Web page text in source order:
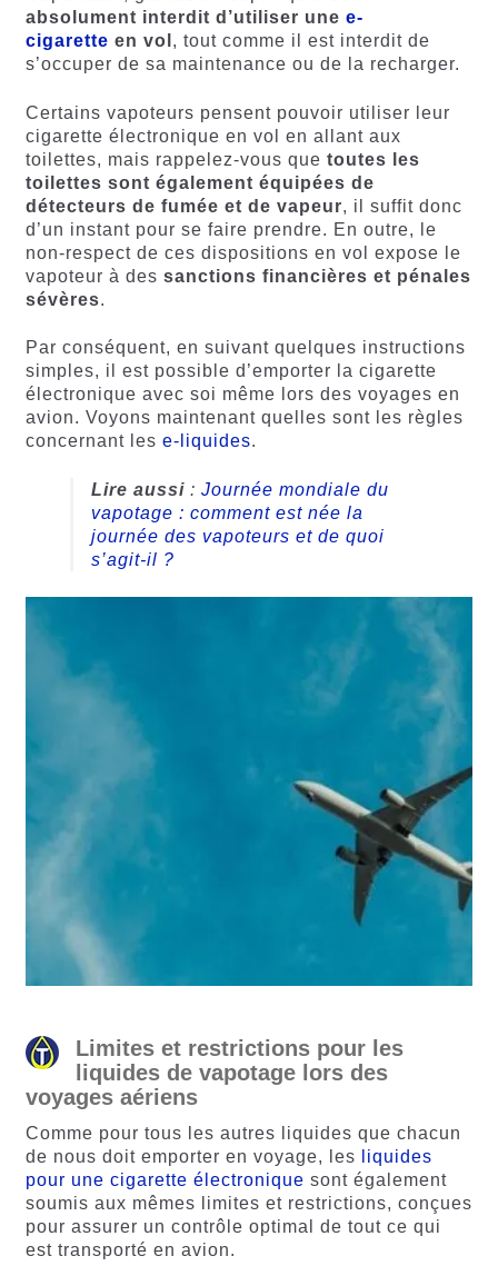
absolument interdit d’utiliser une e-
cigarette en vol , tout comme il est interdit de
s’occuper de sa maintenance ou de la recharger.
Certains vapoteurs pensent pouvoir utiliser leur
cigarette électronique en vol en allant aux
toilettes, mais rappelez-vous que toutes les
toilettes sont également équipées de
détecteurs de fumée et de vapeur, il suffit donc
d’un instant pour se faire prendre. En outre, le
non-respect de ces dispositions en vol expose le
vapoteur à des sanctions financières et pénales
sévères.
Par conséquent, en suivant quelques instructions
simples, il est possible d’emporter la cigarette
électronique avec soi même lors des voyages en
avion. Voyons maintenant quelles sont les règles
concernant les e-liquides.
Lire aussi : Journée mondiale du
vapotage : comment est née la
journée des vapoteurs et de quoi
s’agit-il ?
Limites et restrictions pour les
liquides de vapotage lors des
voyages aériens
Comme pour tous les autres liquides que chacun
de nous doit emporter en voyage, les
liquides
pour une cigarette électronique sont également
soumis aux mêmes limites et restrictions, conçues
pour assurer un contrôle optimal de tout ce qui
est transporté en avion.